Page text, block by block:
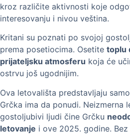
kroz različite aktivnosti koje
interesovanju i nivou veština.
Kritani su poznati po svojoj
prema posetiocima. Osetite toplu
prijateljsku atmosferu koja će
ostrvu još ugodnijim.
Ova letovališta predstavljaju
Grčka ima da ponudi. Neizmerna
gostoljubivi ljudi čine Grčku
letovanje i ove 2025. godine.